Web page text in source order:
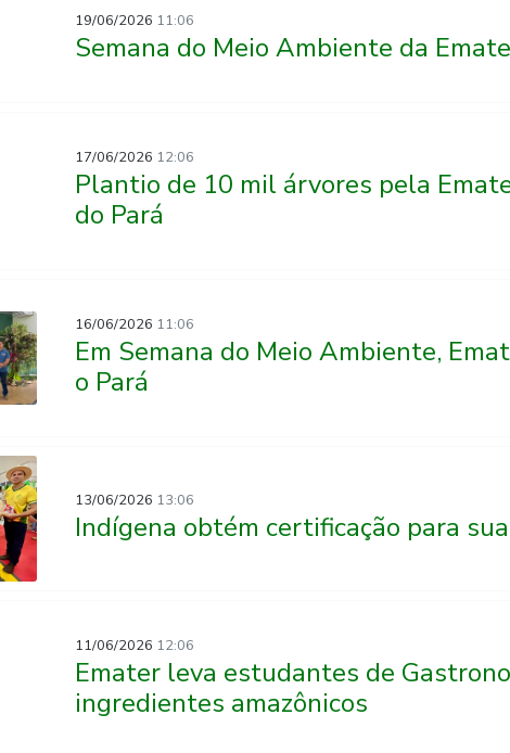
19/06/2026 11:06
Semana do Meio Ambiente da
17/06/2026 12:06
Plantio de 10 mil árvores pela
do Pará
16/06/2026 11:06
Em Semana do Meio Ambiente,
o Pará
13/06/2026 13:06
Indígena obtém certificação para
11/06/2026 12:06
Emater leva estudantes de
ingredientes amazônicos